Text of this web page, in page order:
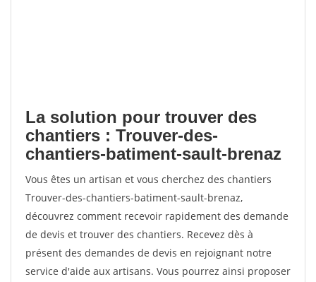
La solution pour trouver des
chantiers : Trouver-des-
chantiers-batiment-sault-brenaz
Vous êtes un artisan et vous cherchez des chantiers
Trouver-des-chantiers-batiment-sault-brenaz,
découvrez comment recevoir rapidement des demande
de devis et trouver des chantiers. Recevez dès à
présent des demandes de devis en rejoignant notre
service d'aide aux artisans. Vous pourrez ainsi proposer